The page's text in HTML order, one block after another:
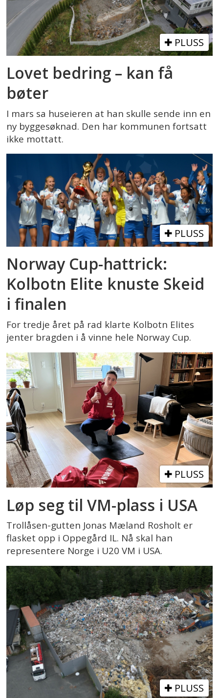
PLUSS
Lovet bedring – kan få
bøter
I mars sa huseieren at han skulle sende inn en
ny byggesøknad. Den har kommunen fortsatt
ikke mottatt.
PLUSS
Norway Cup-hattrick:
Kolbotn Elite knuste Skeid
i finalen
For tredje året på rad klarte Kolbotn Elites
jenter bragden i å vinne hele Norway Cup.
PLUSS
Løp seg til VM-plass i USA
Trollåsen-gutten Jonas Mæland Rosholt er
flasket opp i Oppegård IL. Nå skal han
representere Norge i U20 VM i USA.
PLUSS